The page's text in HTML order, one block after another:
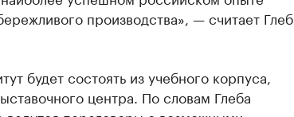
производства», — считает Глеб
будет состоять из учебного корпуса,
центра. По словам Глеба